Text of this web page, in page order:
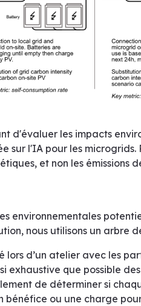
d'évaluer les impacts
sur l'IA pour les microgrids.
et non les émissions
environnementales
nous utilisons un arbre
d’un atelier avec les
exhaustive que possible
de déterminer si
bénéfice ou une charge